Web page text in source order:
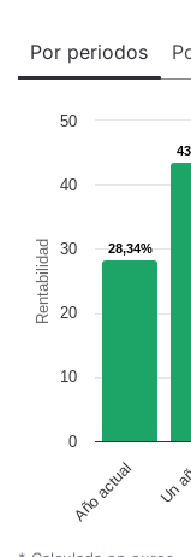
Por periodos
Rentabilidad 28,34%
28,34%
Año actual Un
0
10
20
30
40
50